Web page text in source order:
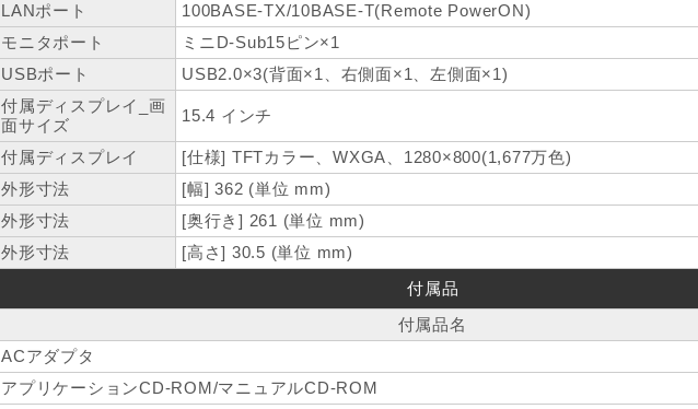
LANポート
100BASE-TX/10BASE-T(Remote PowerON)
モニタポート
ミニD-Sub15ピン×1
USBポート
USB2.0×3(背面×1、右側面×1、左側面×1)
付属ディスプレイ_画
面サイズ
15.4 インチ
付属ディスプレイ
[仕様] TFTカラー、WXGA、1280×800(1,677万色)
外形寸法
[幅] 362 (単位 mm)
外形寸法
[奥行き] 261 (単位 mm)
外形寸法
[高さ] 30.5 (単位 mm)
付属品
付属品名
ACアダプタ
アプリケーションCD-ROM/マニュアルCD-ROM